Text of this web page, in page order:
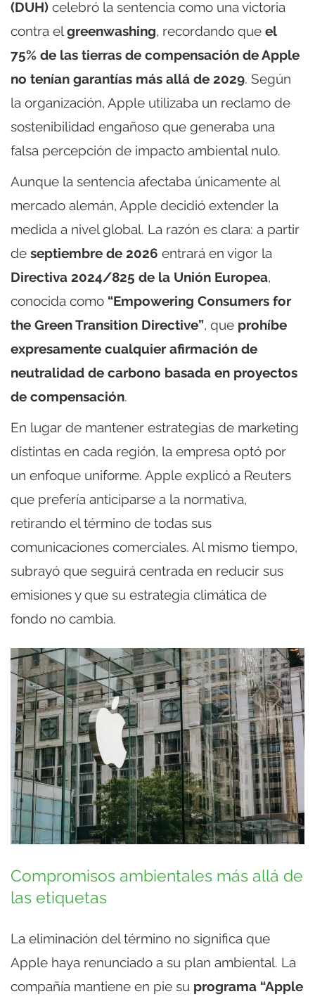
(DUH) celebró la sentencia como una victoria
contra elgreenwashing, recordando que el
75% de las tierras de compensación de Apple
no tenían garantías más allá de 2029. Según
la organización, Apple utilizaba un reclamo de
sostenibilidad engañoso que generaba una
falsa percepción de impacto ambiental nulo.
Aunque la sentencia afectaba únicamente al
mercado alemán, Apple decidió extender la
medida a nivel global. La razón es clara: a partir
de septiembre de 2026 entrará en vigor la
Directiva 2024/825 de la Unión Europea,
conocida como “Empowering Consumers for
the Green Transition Directive”, que prohíbe
expresamente cualquier afirmación de
neutralidad de carbono basada en proyectos
de compensación.
En lugar de mantener estrategias de marketing
distintas en cada región, la empresa optó por
un enfoque uniforme. Apple explicó a Reuters
que prefería anticiparse a la normativa,
retirando el término de todas sus
comunicaciones comerciales. Al mismo tiempo,
subrayó que seguirá centrada en reducir sus
emisiones y que su estrategia climática de
fondo no cambia.
Compromisos ambientales más allá de
las etiquetas
La eliminación del término no significa que
Apple haya renunciado a su plan ambiental. La
compañía mantiene en pie su programa “Apple